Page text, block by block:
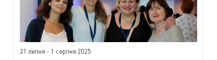
21 липня - 1 серпня 2025